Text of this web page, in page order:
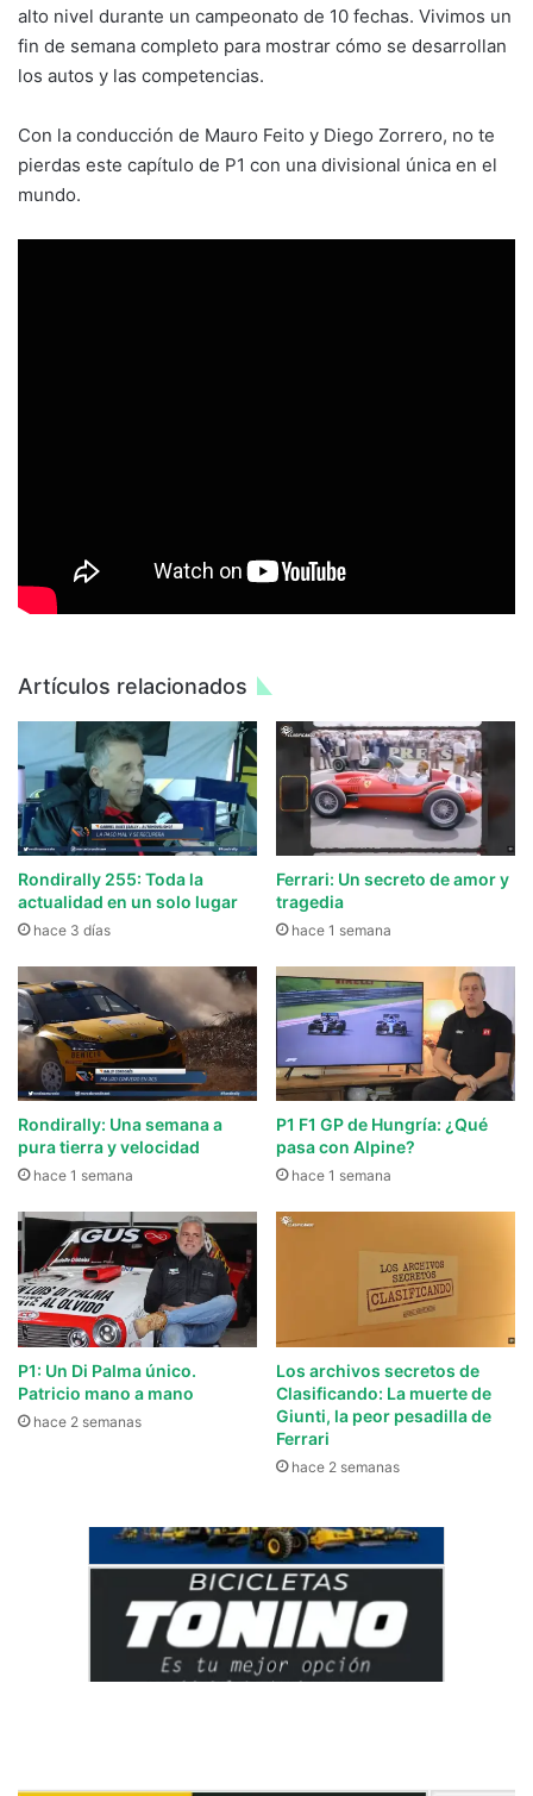
alto nivel durante un campeonato de 10 fechas. Vivimos un
fin de semana completo para mostrar cómo se desarrollan
los autos y las competencias.
Con la conducción de Mauro Feito y Diego Zorrero, no te
pierdas este capítulo de P1 con una divisional única en el
mundo.
Artículos relacionados
Rondirally 255: Toda la
actualidad en un solo lugar
hace 3 días
Ferrari: Un secreto de amor y
tragedia
hace 1 semana
Rondirally: Una semana a
pura tierra y velocidad
hace 1 semana
P1 F1 GP de Hungría: ¿Qué
pasa con Alpine?
hace 1 semana
P1: Un Di Palma único.
Patricio mano a mano
hace 2 semanas
Los archivos secretos de
Clasificando: La muerte de
Giunti, la peor pesadilla de
Ferrari
hace 2 semanas